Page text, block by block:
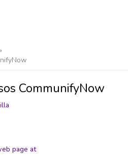
CommunifyNow
page at